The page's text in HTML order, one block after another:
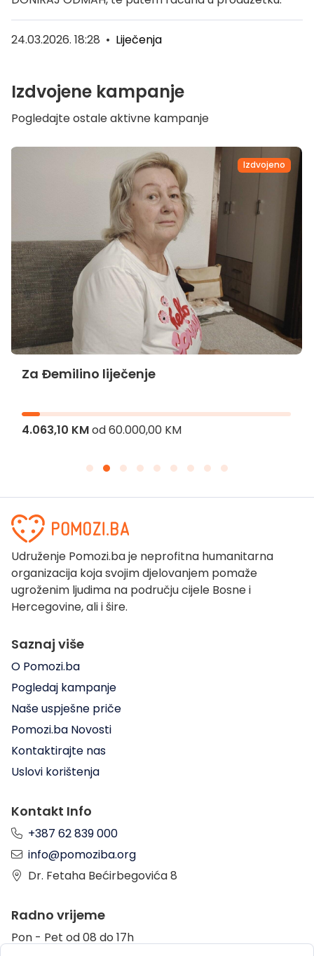
24.03.2026. 18:28 • Liječenja
Izdvojene kampanje
Pogledajte ostale aktivne kampanje
Izdvojeno
Za Đemilino liječenje
4.063,10 KMod60.000,00 KM
Udruženje Pomozi.ba je neprofitna humanitarna
organizacija koja svojim djelovanjem pomaže
ugroženim ljudima na području cijele Bosne i
Hercegovine, ali i šire.
Saznaj više
O Pomozi.ba
Pogledaj kampanje
Naše uspješne priče
Pomozi.ba Novosti
Kontaktirajte nas
Uslovi korištenja
Kontakt Info
+387 62 839 000
info@pomoziba.org
Dr. Fetaha Bećirbegovića 8
Radno vrijeme
Pon - Pet od 08 do 17h